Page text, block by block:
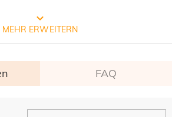
Schmuckherstellung
MEHR ERWEITERN
FAQ